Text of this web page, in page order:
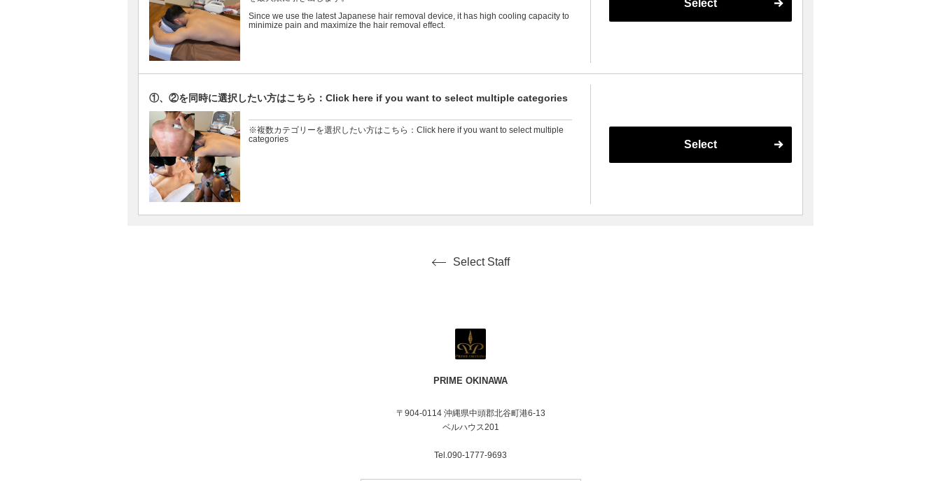
Since we use the latest Japanese hair removal device, it has high cooling capacity to
minimize pain and maximize the hair removal effect.
Select
①、②を同時に選択したい方はこちら：Click here if you want to select multiple categories
※複数カテゴリーを選択したい方はこちら：Click here if you want to select multiple
categories
Select
Select Staff
PRIME OKINAWA
〒904-0114 沖縄県中頭郡北谷町港6-13
ベルハウス201
Tel.090-1777-9693